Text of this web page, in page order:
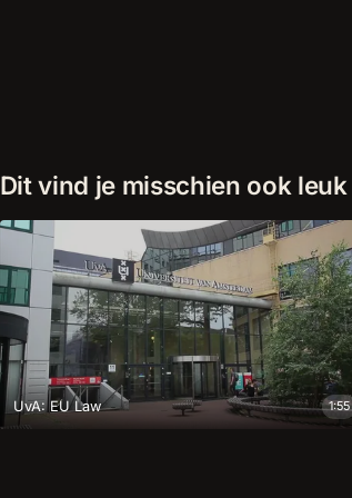
Dit vind je misschien ook leuk
UvA: EU Law 1:55